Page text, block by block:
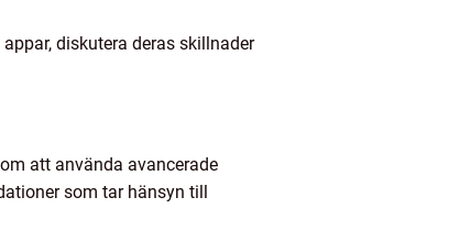
diskutera deras skillnader
att använda avancerade
som tar hänsyn till